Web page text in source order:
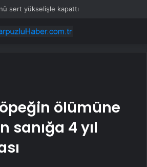
sert yükselişle kapattı
ölümüne
sanığa 4 yıl